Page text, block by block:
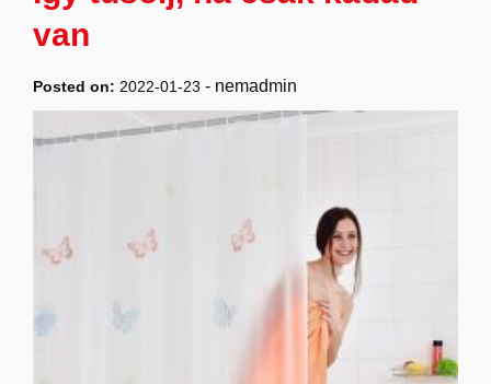
van
Posted on: 2022-01-23 - nemadmin